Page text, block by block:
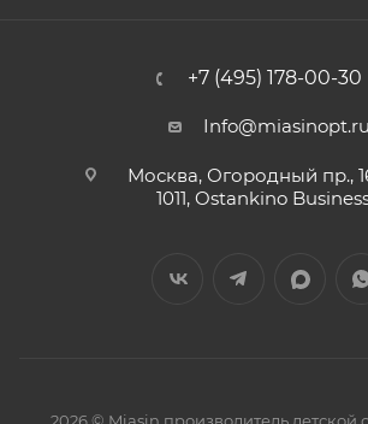
+7 (495) 178-00-30
Info@miasinopt.ru
Москва, Огородный пр.,
1011, Ostankino